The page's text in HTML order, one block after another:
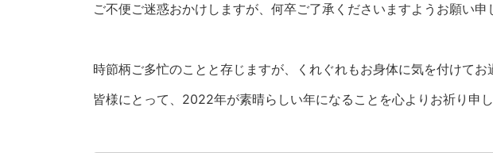
ご不便ご迷惑おかけしますが、何卒ご了承くださいますようお願い申
時節柄ご多忙のことと存じますが、くれぐれもお身体に気を付けてお
皆様にとって、2022年が素晴らしい年になることを心よりお祈り申し